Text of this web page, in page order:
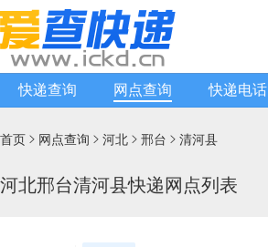
快递查询 网点查询 快递电话
首页  网点查询  河北  邢台  清河县
河北邢台清河县快递网点列表